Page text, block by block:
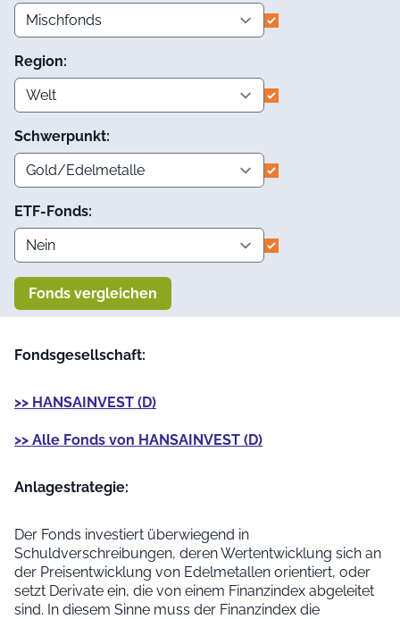
Region:
Schwerpunkt:
ETF-Fonds:
Fonds vergleichen
Fondsgesellschaft:
>> HANSAINVEST (D)
>> Alle Fonds von HANSAINVEST (D)
Anlage­strategie:
Der Fonds investiert überwiegend in
Schuldverschreibungen, deren Wertentwicklung sich an
der Preisentwicklung von Edelmetallen orientiert, oder
setzt Derivate ein, die von einem Finanzindex abgeleitet
sind. In diesem Sinne muss der Finanzindex die